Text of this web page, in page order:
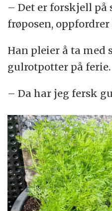
– Det er forskjell på
frøposen,
Han pleier å ta med
gulrotpotter på ferie.
– Da har jeg fersk